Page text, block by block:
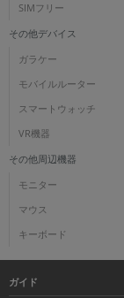
SIMフリー
その他デバイス
ガラケー
モバイルルーター
スマートウォッチ
VR機器
その他周辺機器
モニター
マウス
キーボード
ガイド